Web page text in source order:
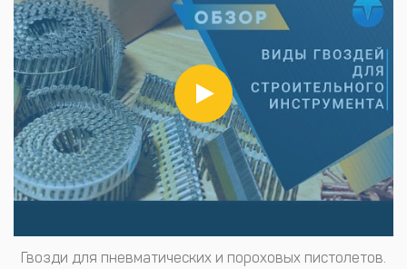
Гвозди для пневматических и пороховых пистолетов.